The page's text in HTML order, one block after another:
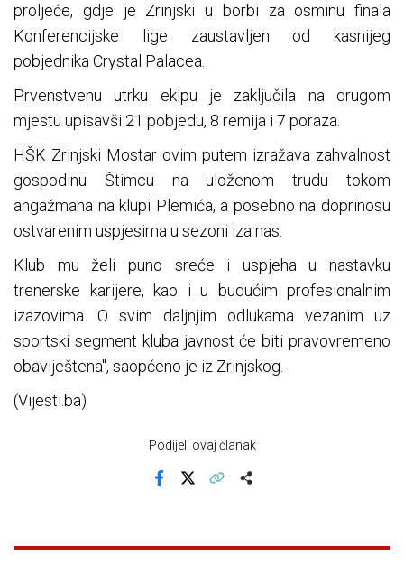
proljeće, gdje je Zrinjski u borbi za osminu finala
Konferencijske lige zaustavljen od kasnijeg
pobjednika Crystal Palacea.
Prvenstvenu utrku ekipu je zaključila na drugom
mjestu upisavši 21 pobjedu, 8 remija i 7 poraza.
HŠK Zrinjski Mostar ovim putem izražava zahvalnost
gospodinu Štimcu na uloženom trudu tokom
angažmana na klupi Plemića, a posebno na doprinosu
ostvarenim uspjesima u sezoni iza nas.
Klub mu želi puno sreće i uspjeha u nastavku
trenerske karijere, kao i u budućim profesionalnim
izazovima. O svim daljnjim odlukama vezanim uz
sportski segment kluba javnost će biti pravovremeno
obaviještena", saopćeno je iz Zrinjskog.
(Vijesti.ba)
Podijeli ovaj članak